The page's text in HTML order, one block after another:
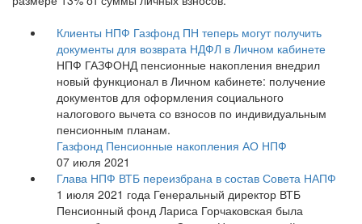
Клиенты НПФ Газфонд ПН теперь могут получить
документы для возврата НДФЛ в Личном кабинете
НПФ ГАЗФОНД пенсионные накопления внедрил
новый функционал в Личном кабинете: получение
документов для оформления социального
налогового вычета со взносов по индивидуальным
пенсионным планам.
Газфонд Пенсионные накопления АО НПФ
07 июля 2021
Глава НПФ ВТБ переизбрана в состав Совета НАПФ
1 июля 2021 года Генеральный директор ВТБ
Пенсионный фонд Лариса Горчаковская была